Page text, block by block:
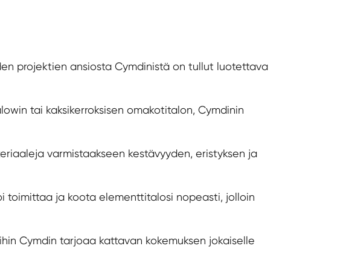
projektien ansiosta Cymdinistä on tullut luotettava
tai kaksikerroksisen omakotitalon, Cymdinin
varmistaakseen kestävyyden, eristyksen ja
toimittaa ja koota elementtitalosi nopeasti, jolloin
Cymdin tarjoaa kattavan kokemuksen jokaiselle